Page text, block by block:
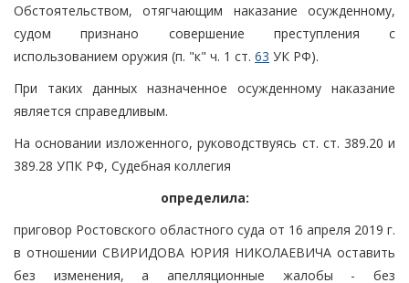
Обстоятельством, отягчающим наказание осужденному,
судом признано совершение преступления с
использованием оружия (п. "к" ч. 1 ст. 63 УК РФ).
При таких данных назначенное осужденному наказание
является справедливым.
На основании изложенного, руководствуясь ст. ст. 389.20 и
389.28 УПК РФ, Судебная коллегия
определила:
приговор Ростовского областного суда от 16 апреля 2019 г.
в отношении СВИРИДОВА ЮРИЯ НИКОЛАЕВИЧА оставить
без изменения, а апелляционные жалобы - без